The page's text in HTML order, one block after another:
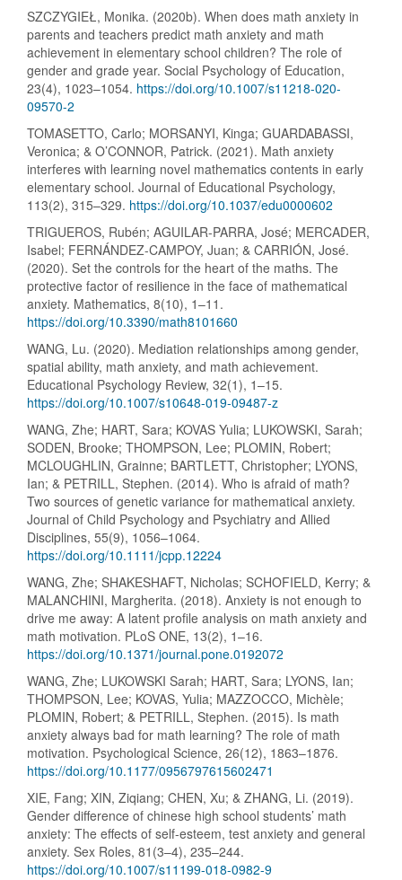
SZCZYGIEŁ, Monika. (2020b). When does math anxiety in
parents and teachers predict math anxiety and math
achievement in elementary school children? The role of
gender and grade year. Social Psychology of Education,
23(4), 1023–1054. https://doi.org/10.1007/s11218-020-
09570-2
TOMASETTO, Carlo; MORSANYI, Kinga; GUARDABASSI,
Veronica; & O’CONNOR, Patrick. (2021). Math anxiety
interferes with learning novel mathematics contents in early
elementary school. Journal of Educational Psychology,
113(2), 315–329. https://doi.org/10.1037/edu0000602
TRIGUEROS, Rubén; AGUILAR-PARRA, José; MERCADER,
Isabel; FERNÁNDEZ-CAMPOY, Juan; & CARRIÓN, José.
(2020). Set the controls for the heart of the maths. The
protective factor of resilience in the face of mathematical
anxiety. Mathematics, 8(10), 1–11.
https://doi.org/10.3390/math8101660
WANG, Lu. (2020). Mediation relationships among gender,
spatial ability, math anxiety, and math achievement.
Educational Psychology Review, 32(1), 1–15.
https://doi.org/10.1007/s10648-019-09487-z
WANG, Zhe; HART, Sara; KOVAS Yulia; LUKOWSKI, Sarah;
SODEN, Brooke; THOMPSON, Lee; PLOMIN, Robert;
MCLOUGHLIN, Grainne; BARTLETT, Christopher; LYONS,
Ian; & PETRILL, Stephen. (2014). Who is afraid of math?
Two sources of genetic variance for mathematical anxiety.
Journal of Child Psychology and Psychiatry and Allied
Disciplines, 55(9), 1056–1064.
https://doi.org/10.1111/jcpp.12224
WANG, Zhe; SHAKESHAFT, Nicholas; SCHOFIELD, Kerry; &
MALANCHINI, Margherita. (2018). Anxiety is not enough to
drive me away: A latent profile analysis on math anxiety and
math motivation. PLoS ONE, 13(2), 1–16.
https://doi.org/10.1371/journal.pone.0192072
WANG, Zhe; LUKOWSKI Sarah; HART, Sara; LYONS, Ian;
THOMPSON, Lee; KOVAS, Yulia; MAZZOCCO, Michèle;
PLOMIN, Robert; & PETRILL, Stephen. (2015). Is math
anxiety always bad for math learning? The role of math
motivation. Psychological Science, 26(12), 1863–1876.
https://doi.org/10.1177/0956797615602471
XIE, Fang; XIN, Ziqiang; CHEN, Xu; & ZHANG, Li. (2019).
Gender difference of chinese high school students’ math
anxiety: The effects of self-esteem, test anxiety and general
anxiety. Sex Roles, 81(3–4), 235–244.
https://doi.org/10.1007/s11199-018-0982-9